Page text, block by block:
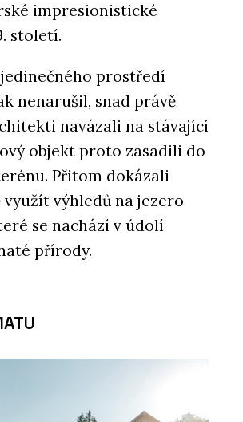
impresionistické
století.
prostředí
nenarušil, snad právě
navázali na stávající
objekt proto zasadili do
Přitom dokázali
výhledů na jezero
se nachází v údolí
přírody.